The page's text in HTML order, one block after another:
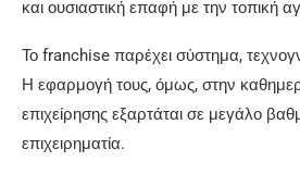
και ουσιαστική επαφή με την τοπική
Το franchise παρέχει σύστημα,
Η εφαρμογή τους, όμως, στην
επιχείρησης εξαρτάται σε μεγάλο
επιχειρηματία.